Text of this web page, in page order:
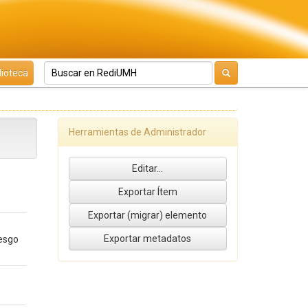
Herramientas de Administrador